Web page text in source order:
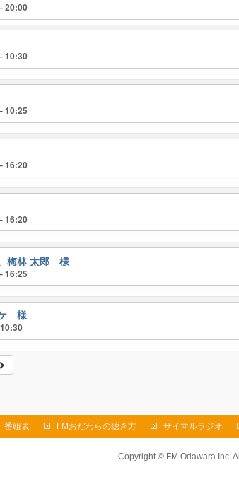
20:00
10:30
10:25
16:20
16:20
梅林 太郎 様
16:25
ケ 様
番組表 FMおだわらの聴き方 サイマルラジオ
Copyright © FM Odawara Inc.